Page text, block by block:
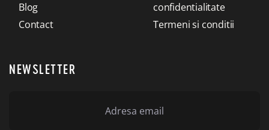
Blog
Contact
confidentialitate
Termeni si conditii
NEWSLETTER